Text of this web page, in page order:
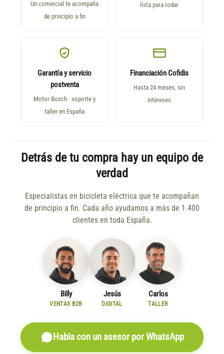
Un comercial te acompaña
de principio a fin
lista para rodar
Garantía y servicio
postventa
Motor Bosch · soporte y
taller en España
Financiación Cofidis
Hasta 24 meses, sin
intereses
Detrás de tu compra hay un equipo de
verdad
Especialistas en bicicleta eléctrica que te acompañan
de principio a fin. Cada año ayudamos a más de 1.400
clientes en toda España.
Billy
VENTAS B2B
Jesús
DIGITAL
Carlos
TALLER
Habla con un asesor por WhatsApp